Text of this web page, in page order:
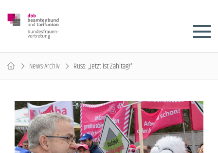
News-Archiv Russ: „Jetzt ist Zahltag!“